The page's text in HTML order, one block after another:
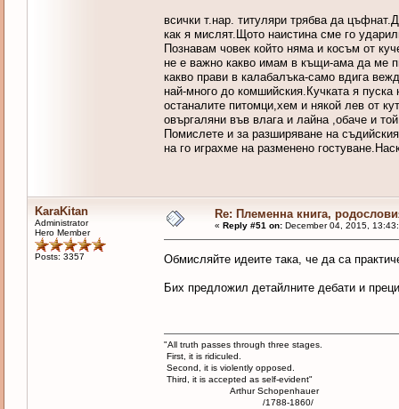
всички т.нар. титуляри трябва да
как я мислят.Щото наистина сме го
Познавам човек който няма и косъм от
не е важно какво имам в къщи-ама да ме
какво прави в калабалъка-само вдига
най-много до комшийския.Кучката я
останалите питомци,хем и някой лев от
овъргаляни във влага и лайна ,обаче и
Помислете и за разширяване на
на го играхме на разменено
KaraKitan
Administrator
Hero Member
Posts: 3357
Re: Племенна книга,
« Reply #51 on:December 04, 2015,
Обмисляйте идеите така, че да са
Бих предложил детайлните дебати и
"All truth passes through three stages.
First, it is ridiculed.
Second, it is violently opposed.
Third, it is accepted as self-evident"
Arthur Schopenhauer
/1788-1860/